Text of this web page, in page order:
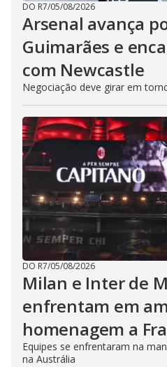
DO R7/05/08/2026
Arsenal avança
Guimarães e
com Newcastle
Negociação deve girar em
DO R7/05/08/2026
Milan e Inter de
enfrentam em
homenagem a
Equipes se enfrentaram na
na Austrália